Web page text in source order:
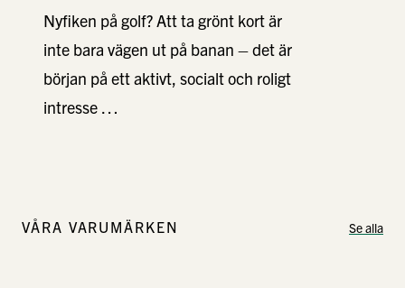
Nyfiken på golf? Att ta grönt kort är
inte bara vägen ut på banan – det är
början på ett aktivt, socialt och roligt
intresse …
VÅRA VARUMÄRKEN Se alla